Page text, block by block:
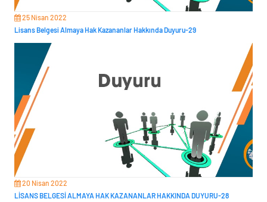
25 Nisan 2022
Lisans Belgesi Almaya Hak Kazananlar Hakkında Duyuru-29
20 Nisan 2022
LİSANS BELGESİ ALMAYA HAK KAZANANLAR HAKKINDA DUYURU-28